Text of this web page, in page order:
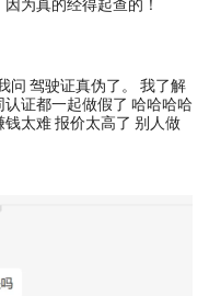
问 驾驶证真伪了。 我了解
证都一起做假了 哈哈哈哈
太难 报价太高了 别人做